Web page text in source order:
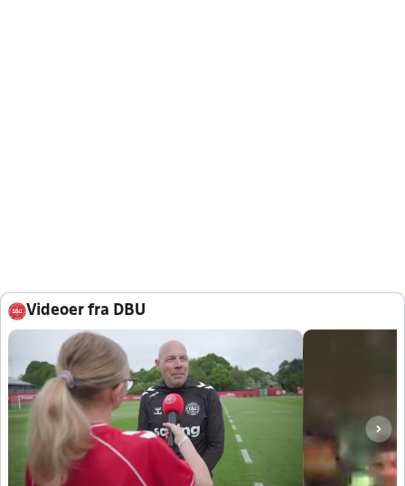
Videoer fra DBU